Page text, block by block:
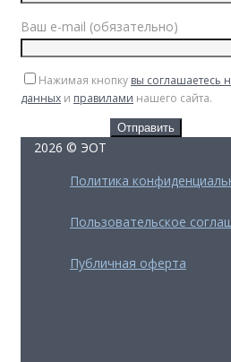
Ваш e-mail (обязательно)
Нажимая кнопку вы соглашаетесь
данных и правилами нашего сайта.
2026 © ЭОТ
Политика
Пользовательское
Публичная оферта